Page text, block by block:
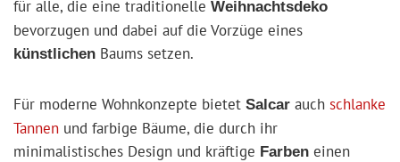
für alle, die eine traditionelle Weihnachtsdeko
bevorzugen und dabei auf die Vorzüge eines
künstlichen Baums setzen.
Für moderne Wohnkonzepte bietet Salcar auch schlanke
Tannen und farbige Bäume, die durch ihr
minimalistisches Design und kräftige Farben einen